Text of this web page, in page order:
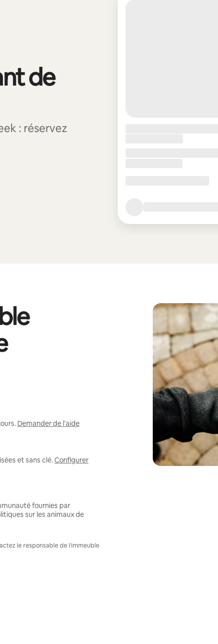
de
: réservez
Demander de l'aide
et sans clé.Configurer
fournies par
sur les animaux de
le responsable de l'immeuble